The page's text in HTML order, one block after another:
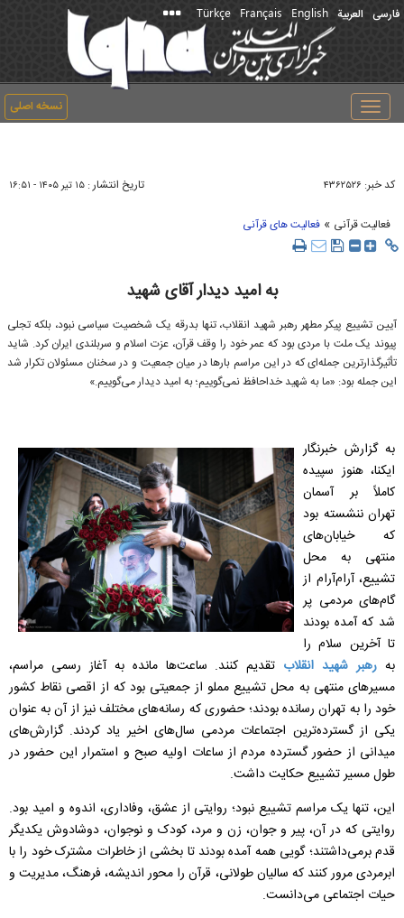
فارسی العربیة English
Français
Türkçe
نسخه اصلی
Toggle
navigation
کد خبر: ۴۳۶۲۵۲۶ تاریخ انتشار : ۱۵ تير ۱۴۰۵ - ۱۶:۵۱
فعالیت قرآنی » فعالیت های قرآنی
به امید دیدار آقای شهید
آیین تشییع پیکر مطهر رهبر شهید انقلاب، تنها بدرقه یک شخصیت سیاسی نبود، بلکه تجلی
پیوند یک ملت با مردی بود که عمر خود را وقف قرآن، عزت اسلام و سربلندی ایران کرد. شاید
تأثیرگذارترین جمله‌ای که در این مراسم بار‌ها در میان جمعیت و در سخنان مسئولان تکرار شد
این جمله بود: «ما به شهید خداحافظ نمی‌گوییم؛ به امید دیدار می‌گوییم.»
به گزارش خبرنگار
ایکنا، هنوز سپیده
کاملاً بر آسمان
تهران ننشسته بود
که خیابان‌های
منتهی به محل
تشییع، آرام‌آرام از
گام‌های مردمی پر
شد که آمده بودند
تا آخرین سلام را
به رهبر شهید انقلاب تقدیم کنند. ساعت‌ها مانده به آغاز رسمی مراسم،
مسیر‌های منتهی به محل تشییع مملو از جمعیتی بود که از اقصی نقاط کشور
خود را به تهران رسانده بودند؛ حضوری که رسانه‌های مختلف نیز از آن به عنوان
یکی از گسترده‌ترین اجتماعات مردمی سال‌های اخیر یاد کردند. گزارش‌های
میدانی از حضور گسترده مردم از ساعات اولیه صبح و استمرار این حضور در
طول مسیر تشییع حکایت داشت.
این، تنها یک مراسم تشییع نبود؛ روایتی از عشق، وفاداری، اندوه و امید بود.
روایتی که در آن، پیر و جوان، زن و مرد، کودک و نوجوان، دوشادوش یکدیگر
قدم برمی‌داشتند؛ گویی همه آمده بودند تا بخشی از خاطرات مشترک خود را با
ابرمردی مرور کنند که سالیان طولانی، قرآن را محور اندیشه، فرهنگ، مدیریت و
حیات اجتماعی می‌دانست.